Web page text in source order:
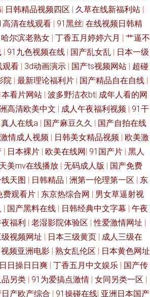
利电影 欧美视频H版 91夫妻视频在线观看 大香蕉
最新黑料吃瓜AV av久热 久久国产天堂 五月亭亭
理资源AV 91在线播放大神 黑丝美女av91 亚洲无码
免费黄网久9 影音先锋资源AV站 久久豆花 毛片福
在线观看91 欧美姓爱综合 91免费观看cn 国产自产
产人妖性爱在线观看 海角不伦影院 91美女内射
美欧美人妖 国产电影免费在线观看 在线伊人9 肏屄
观看 视频区欧美 久久要精品 日韩av一级 香蕉青
国产欧洲 91NCOM操 超碰91在线中文 欧美福利
熟女 欧美特级久久 91国产丝袜射精 国内AV福利
| 日韩精品视频四区 | 久草在线新福利站 |
高清在线观看 | 91黑丝| 在线视频日韩精
尔滨老熟女 | 丁香五月婷婷六月 | 艹逼不
| 91九色视频在线 | 国产乱女乱 | 日本一级
观看 | 3d动画演示 | 国产ts视频网站 | 超碰
院 | 最新理论福利片 | 国产精品自在自线 |
本看片网站 | 波多野洁衣bt| 成年人看的网
高清欧美中文 | 成人午夜福利视频 | 91干
真人在线a | 国产麻豆久久 | 国产自拍在线
情成人视频 | 日韩美女精品视频 | 欧美激
| 日本裸片 | 欧美在线网| 91国产片 | 黑人
天美mv在线播放 | 无码成人版 | 国产免费
天图 | 日韩精品 | 洲第一伦理第一区 | 东
费观看片 | 东京热综合网 | 男女草逼射视
| 国产黑料在线 | 日韩经典中文字幕 | 午夜
福利 | 老湿影院体验区 |性爱激情网址 |
视频网址 | 日本三级黄页 | 成人三级在
频亚洲电影 | 熟女乱伦区 | 日本黄色网址
日日操日日爽 | 丁香五月中文娱乐 | 国产传
另类 | 91为爱搞点激情 | 女同另类一区 |
产欧产综合 | 91操碰在线| 亚洲日本国产